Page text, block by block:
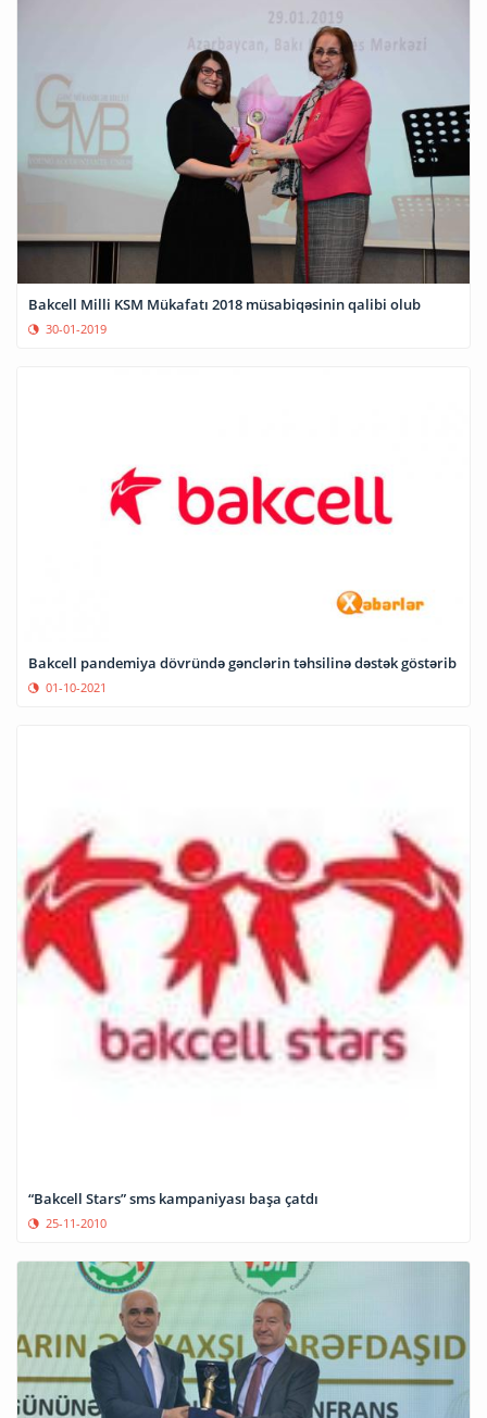
Bakcell Milli KSM Mükafatı 2018 müsabiqəsinin qalibi olub
30-01-2019
Bakcell pandemiya dövründə gənclərin təhsilinə dəstək göstərib
01-10-2021
“Bakcell Stars” sms kampaniyası başa çatdı
25-11-2010